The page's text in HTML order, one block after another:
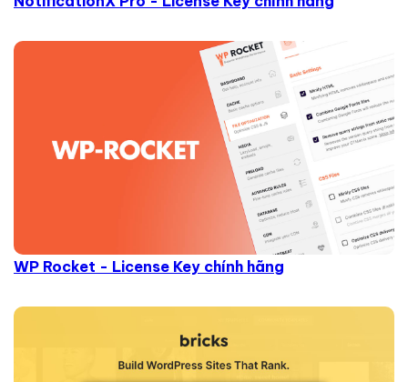
WP Rocket - License Key chính hãng